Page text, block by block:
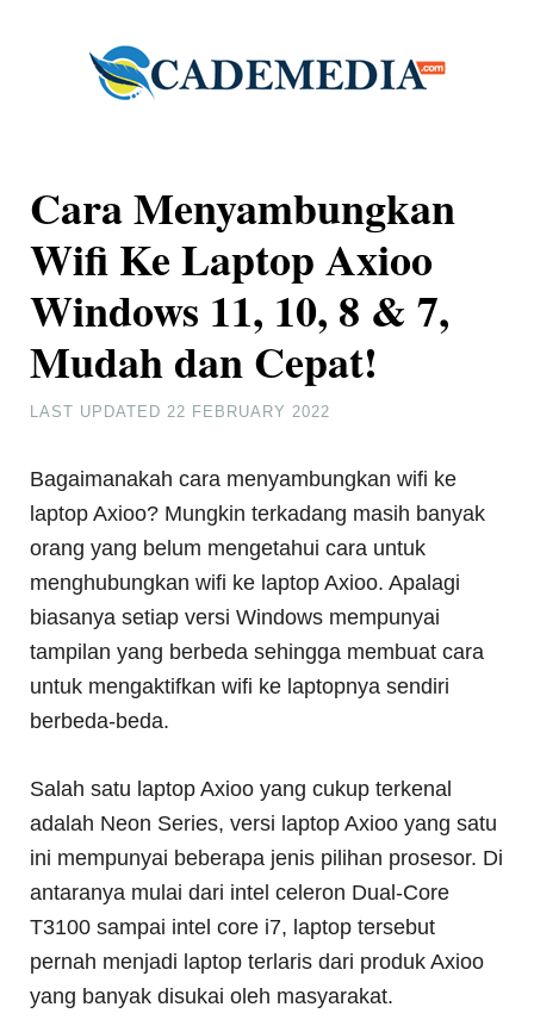
Cara Menyambungkan
Wifi Ke Laptop Axioo
Windows 11, 10, 8 & 7,
Mudah dan Cepat!
LAST UPDATED22 FEBRUARY 2022
Bagaimanakah cara menyambungkan wifi ke
laptop Axioo? Mungkin terkadang masih banyak
orang yang belum mengetahui cara untuk
menghubungkan wifi ke laptop Axioo. Apalagi
biasanya setiap versi Windows mempunyai
tampilan yang berbeda sehingga membuat cara
untuk mengaktifkan wifi ke laptopnya sendiri
berbeda-beda.
Salah satu laptop Axioo yang cukup terkenal
adalah Neon Series, versi laptop Axioo yang satu
ini mempunyai beberapa jenis pilihan prosesor. Di
antaranya mulai dari intel celeron Dual-Core
T3100 sampai intel core i7, laptop tersebut
pernah menjadi laptop terlaris dari produk Axioo
yang banyak disukai oleh masyarakat.